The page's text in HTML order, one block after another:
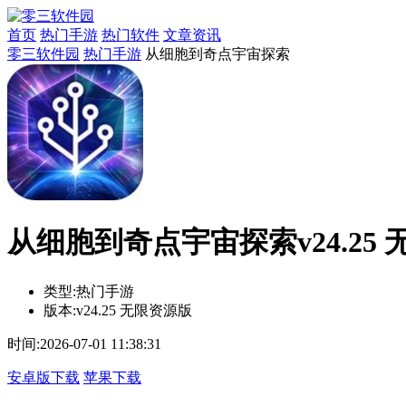
首页 热门手游 热门软件 文章资讯
零三软件园 热门手游 从细胞到奇点宇宙探索
从细胞到奇点宇宙探索v24.25
类型:热门手游
版本:v24.25 无限资源版
时间:2026-07-01 11:38:31
安卓版下载 苹果下载